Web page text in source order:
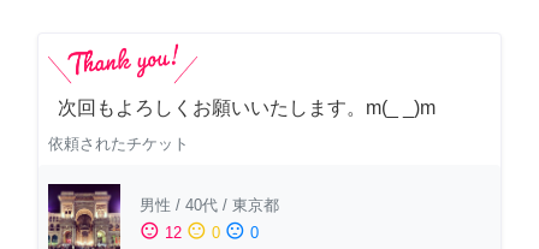
次回もよろしくお願いいたします。m(_ _)m
依頼されたチケット
男性 / 40代 / 東京都
sentiment_satisfied 12 sentiment_neutral 0 sentiment_dissatisfied 0